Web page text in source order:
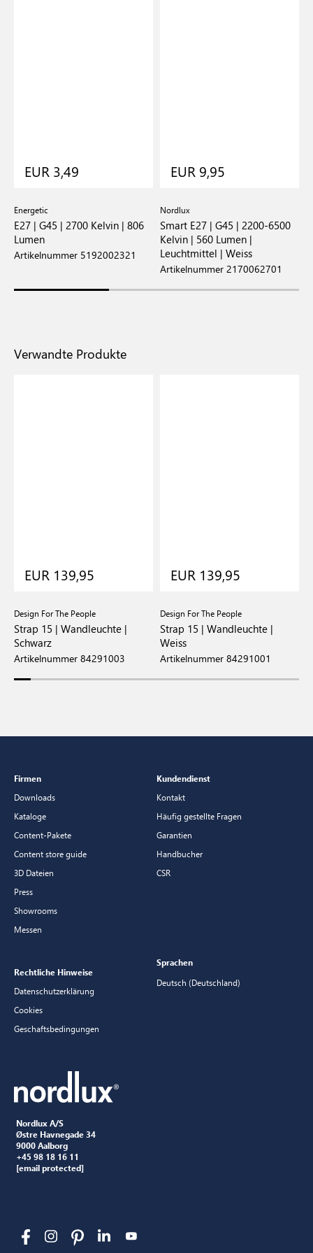
EUR 3,49
Energetic
E27 | G45 | 2700 Kelvin | 806
Lumen
Artikelnummer 5192002321
EUR 9,95
Nordlux
Smart E27 | G45 | 2200-6500
Kelvin | 560 Lumen |
Leuchtmittel | Weiss
Artikelnummer 2170062701
Verwandte Produkte
EUR 139,95
Design For The People
Strap 15 | Wandleuchte |
Schwarz
Artikelnummer 84291003
EUR 139,95
Design For The People
Strap 15 | Wandleuchte |
Weiss
Artikelnummer 84291001
Nordlux A/S
Østre Havnegade 34
9000 Aalborg
+45 98 18 16 11
[email protected]
Firmen
Downloads
Kataloge
Content-Pakete
Content store guide
3D Dateien
Press
Showrooms
Messen
Kundendienst
Kontakt
Häufig gestellte Fragen
Garantien
Handbucher
CSR
Rechtliche Hinweise
Datenschutzerklärung
Cookies
Geschaftsbedingungen
Sprachen
Deutsch (Deutschland)